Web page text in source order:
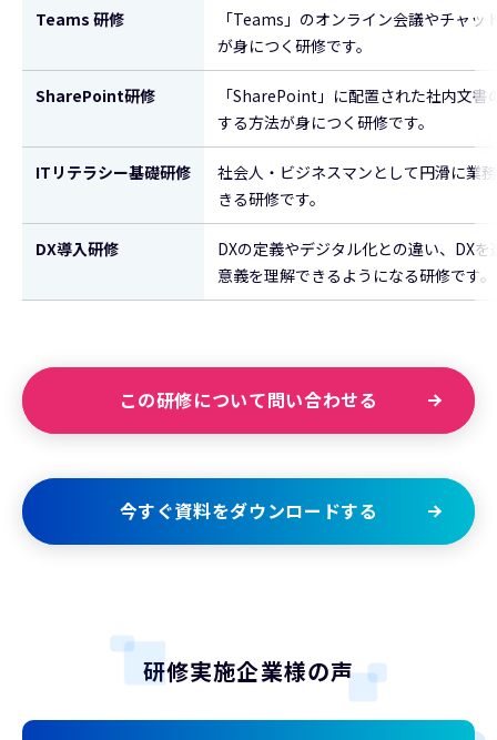
Teams 研修
「Teams」のオンライン会議やチャ
が身につく研修です。
SharePoint研修
「SharePoint」に配置された社内文
する方法が身につく研修です。
ITリテラシー基礎研修
社会人・ビジネスマンとして円滑に業
きる研修です。
DX導入研修
DXの定義やデジタル化との違い、DX
意義を理解できるようになる研修です。
この研修について問い合わせる
今すぐ資料をダウンロードする
研修実施企業様の声